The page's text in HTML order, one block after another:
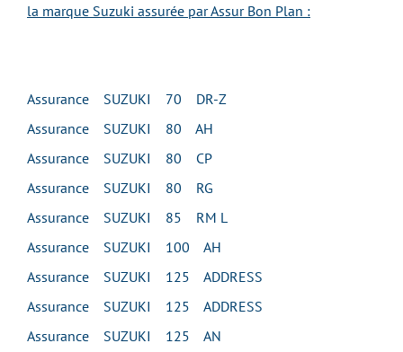
la marque Suzuki assurée par Assur Bon Plan :
Assurance SUZUKI 70 DR-Z
Assurance SUZUKI 80 AH
Assurance SUZUKI 80 CP
Assurance SUZUKI 80 RG
Assurance SUZUKI 85 RM L
Assurance SUZUKI 100 AH
Assurance SUZUKI 125 ADDRESS
Assurance SUZUKI 125 ADDRESS
Assurance SUZUKI 125 AN